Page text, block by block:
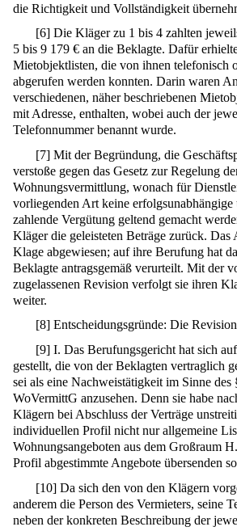
die Richtigkeit und Vollständigkeit
[6] Die Kläger zu 1 bis 4 zahlten
5 bis 9 179 € an die Beklagte. Dafür
Mietobjektlisten, die von ihnen telefonisch
abgerufen werden konnten. Darin waren
verschiedenen, näher beschriebenen
mit Adresse, enthalten, wobei auch der
Telefonnummer benannt wurde.
[7] Mit der Begründung, die
verstoße gegen das Gesetz zur Regelung
Wohnungsvermittlung, wonach für
vorliegenden Art keine erfolgsunabhängige
zahlende Vergütung geltend gemacht
Kläger die geleisteten Beträge zurück. Das
Klage abgewiesen; auf ihre Berufung hat
Beklagte antragsgemäß verurteilt. Mit der
zugelassenen Revision verfolgt sie ihren
weiter.
[8] Entscheidungsgründe: Die
[9] I. Das Berufungsgericht hat sich
gestellt, die von der Beklagten vertraglich
sei als eine Nachweistätigkeit im Sinne des
WoVermittG anzusehen. Denn sie habe
Klägern bei Abschluss der Verträge
individuellen Profil nicht nur allgemeine
Wohnungsangeboten aus dem Großraum
Profil abgestimmte Angebote übersenden
[10] Da sich den von den Klägern
anderem die Person des Vermieters, seine
neben der konkreten Beschreibung der